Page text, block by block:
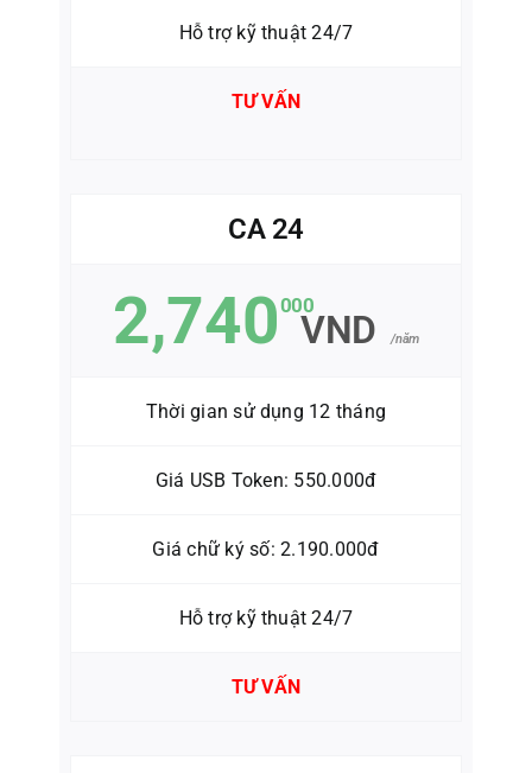
Hỗ trợ kỹ thuật 24/7
TƯ VẤN
CA 24
2,740000
VND /năm
Thời gian sử dụng 12 tháng
Giá USB Token: 550.000đ
Giá chữ ký số: 2.190.000đ
Hỗ trợ kỹ thuật 24/7
TƯ VẤN